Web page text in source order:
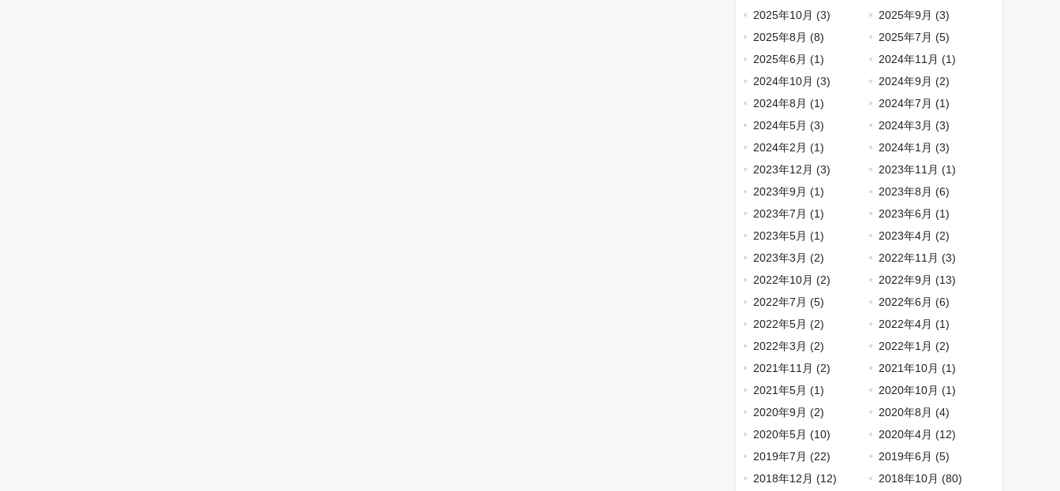
2025年10月 (3)
2025年9月 (3)
2025年8月 (8)
2025年7月 (5)
2025年6月 (1)
2024年11月 (1)
2024年10月 (3)
2024年9月 (2)
2024年8月 (1)
2024年7月 (1)
2024年5月 (3)
2024年3月 (3)
2024年2月 (1)
2024年1月 (3)
2023年12月 (3)
2023年11月 (1)
2023年9月 (1)
2023年8月 (6)
2023年7月 (1)
2023年6月 (1)
2023年5月 (1)
2023年4月 (2)
2023年3月 (2)
2022年11月 (3)
2022年10月 (2)
2022年9月 (13)
2022年7月 (5)
2022年6月 (6)
2022年5月 (2)
2022年4月 (1)
2022年3月 (2)
2022年1月 (2)
2021年11月 (2)
2021年10月 (1)
2021年5月 (1)
2020年10月 (1)
2020年9月 (2)
2020年8月 (4)
2020年5月 (10)
2020年4月 (12)
2019年7月 (22)
2019年6月 (5)
2018年12月 (12)
2018年10月 (80)